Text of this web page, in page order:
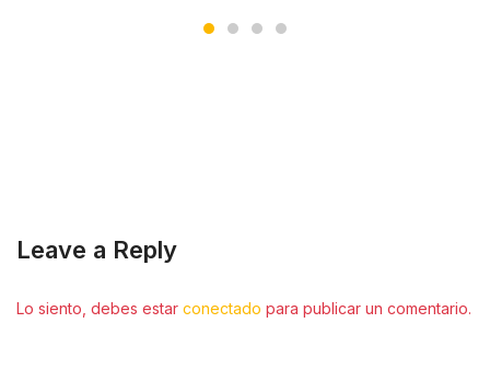
Leave a Reply
Lo siento, debes estar conectado para publicar un comentario.